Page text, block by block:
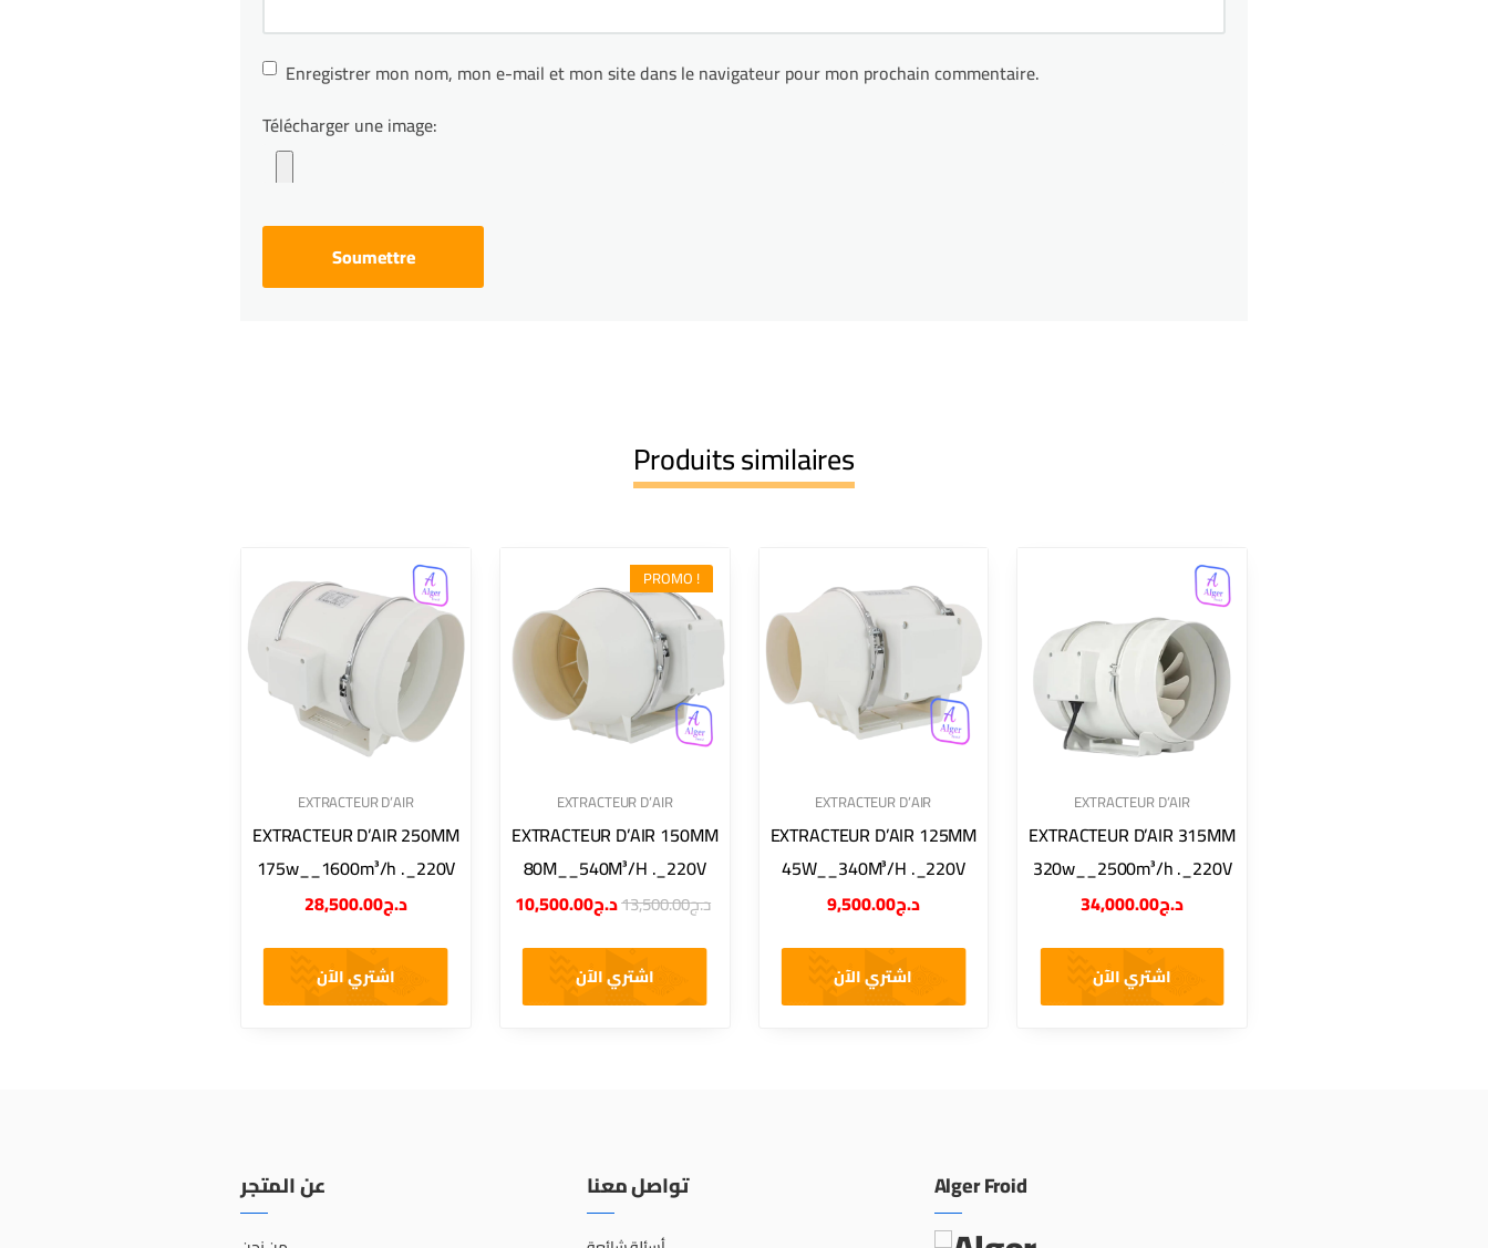
Enregistrer mon nom, mon e-mail et mon site dans le navigateur pour mon prochain commentaire.
Télécharger une image:
Produits similaires
EXTRACTEUR D’AIR
EXTRACTEUR D’AIR 250MM
175w__1600m³/h ._220V
د.ج28,500.00
اشتري الآن
PROMO !
EXTRACTEUR D’AIR
EXTRACTEUR D’AIR 150MM
80M__540M³/H ._220V
د.ج10,500.00 د.ج13,500.00
اشتري الآن
EXTRACTEUR D’AIR
EXTRACTEUR D’AIR 125MM
45W__340M³/H ._220V
د.ج9,500.00
اشتري الآن
EXTRACTEUR D’AIR
EXTRACTEUR D’AIR 315MM
320w__2500m³/h ._220V
د.ج34,000.00
اشتري الآن
عن المتجر تواصل معنا Alger Froid